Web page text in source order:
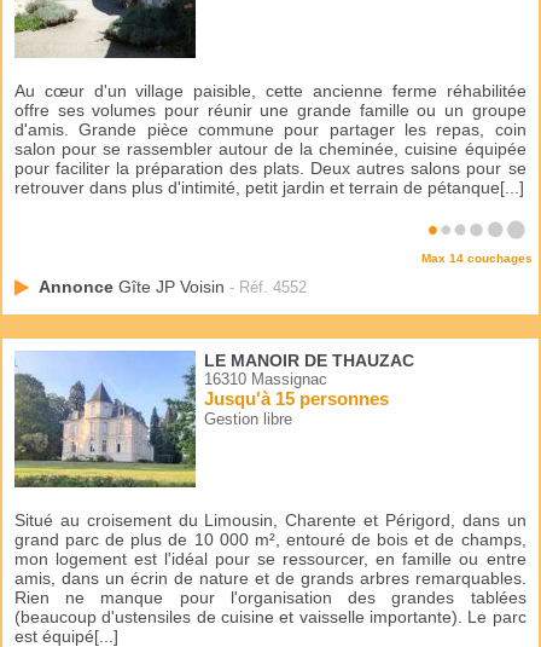
Au cœur d'un village paisible, cette ancienne ferme réhabilitée
offre ses volumes pour réunir une grande famille ou un groupe
d'amis. Grande pièce commune pour partager les repas, coin
salon pour se rassembler autour de la cheminée, cuisine équipée
pour faciliter la préparation des plats. Deux autres salons pour se
retrouver dans plus d'intimité, petit jardin et terrain de pétanque[...]
Max 14 couchages
Annonce Gîte JP Voisin - Réf. 4552
LE MANOIR DE THAUZAC
16310 Massignac
Jusqu'à 15 personnes
Gestion libre
Situé au croisement du Limousin, Charente et Périgord, dans un
grand parc de plus de 10 000 m², entouré de bois et de champs,
mon logement est l'idéal pour se ressourcer, en famille ou entre
amis, dans un écrin de nature et de grands arbres remarquables.
Rien ne manque pour l'organisation des grandes tablées
(beaucoup d'ustensiles de cuisine et vaisselle importante). Le parc
est équipé[...]